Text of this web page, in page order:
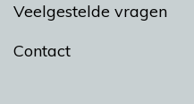
Veelgestelde vragen
Contact